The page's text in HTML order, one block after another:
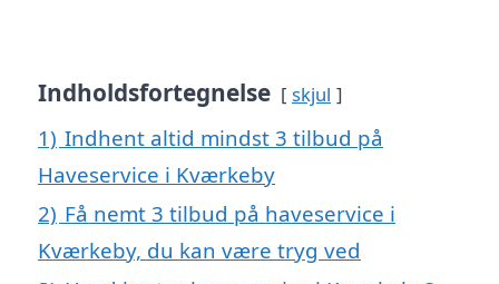
Indholdsfortegnelse skjul
1) Indhent altid mindst 3 tilbud på
Haveservice i Kværkeby
2) Få nemt 3 tilbud på haveservice i
Kværkeby, du kan være tryg ved